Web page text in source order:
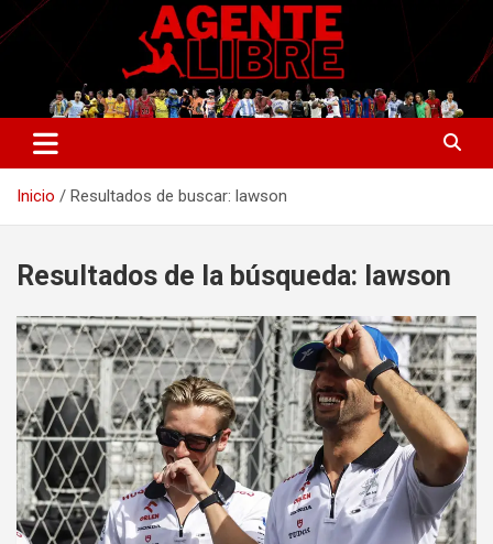
Saltar
al
Agente Libre Digital
La nueva generación del periodismo deportivo.
Inicio Resultados de buscar: lawson
Resultados de la búsqueda: lawson